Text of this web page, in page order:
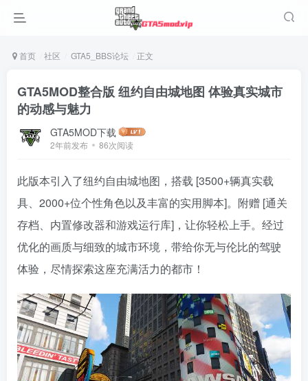
首页 社区 GTA5_BBS论坛 正文
GTA5MOD整合版 纽约自由城地图 体验真实城市
的动感与魅力
GTA5MOD下载
2年前发布 86次阅读
此版本引入了纽约自由城地图，搭载 [3500+辆真实载
具、2000+位个性角色以及丰富的实用脚本]。附赠 [通关
存档、内置修改器和游戏运行库]，让你轻松上手。经过
优化的画质与细致的城市环境，带给你无与伦比的驾驶
体验，尽情探索这座充满活力的都市！